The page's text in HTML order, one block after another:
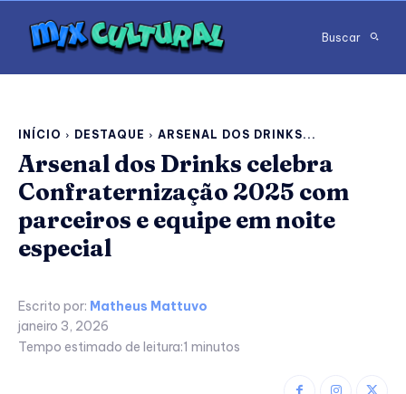
Buscar
INÍCIO DESTAQUE ARSENAL DOS DRINKS...
Arsenal dos Drinks celebra
Confraternização 2025 com
parceiros e equipe em noite
especial
Escrito por: Matheus Mattuvo
janeiro 3, 2026
Tempo estimado de leitura:1 minutos